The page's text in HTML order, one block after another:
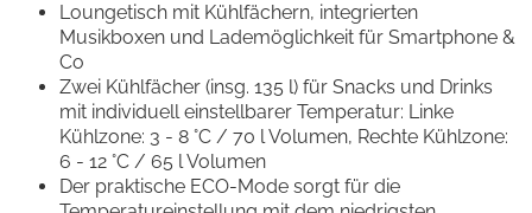
Loungetisch mit Kühlfächern, integrierten
Musikboxen und Lademöglichkeit für Smartphone &
Co
Zwei Kühlfächer (insg. 135 l) für Snacks und Drinks
mit individuell einstellbarer Temperatur: Linke
Kühlzone: 3 - 8 °C / 70 l Volumen, Rechte Kühlzone:
6 - 12 °C / 65 l Volumen
Der praktische ECO-Mode sorgt für die